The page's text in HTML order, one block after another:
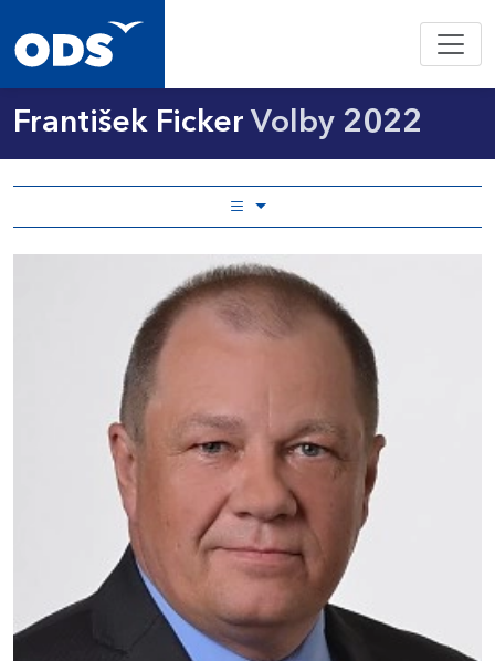
František Ficker Volby 2022